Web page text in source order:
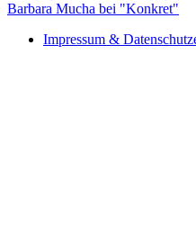
Barbara Mucha bei "Konkret"
Impressum &